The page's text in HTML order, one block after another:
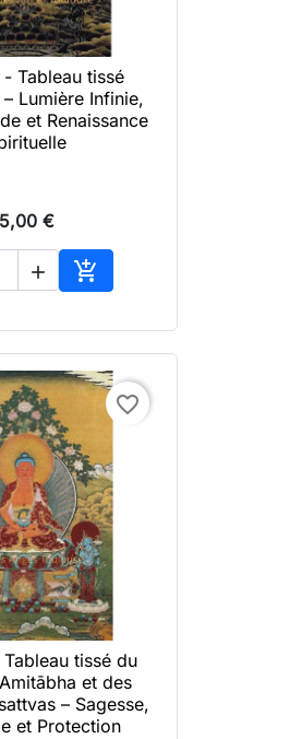
rapide
Tableau tissé
– Lumière Infinie,
et Renaissance
€
 
Ajouter au panier
favorite_border
rapidetissé du
et des
– Sagesse,
et Protection